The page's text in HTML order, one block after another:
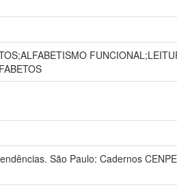
São Paulo: Cadernos